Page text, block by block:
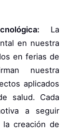
La
en nuestra
en ferias de
nuestra
aplicados
salud. Cada
a seguir
la creación de